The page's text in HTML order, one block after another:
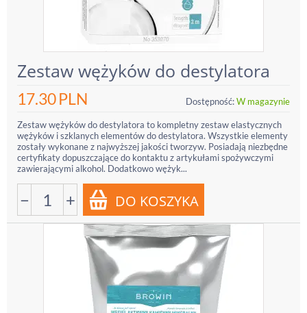
Zestaw wężyków do destylatora
17.30PLN Dostępność:W magazynie
Zestaw wężyków do destylatora to kompletny zestaw elastycznych
wężyków i szklanych elementów do destylatora. Wszystkie elementy
zostały wykonane z najwyższej jakości tworzyw. Posiadają niezbędne
certyfikaty dopuszczające do kontaktu z artykułami spożywczymi
zawierającymi alkohol. Dodatkowo wężyk...
− +